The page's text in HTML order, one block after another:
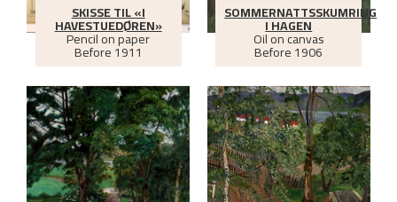
SKISSE TIL «I
HAVESTUEDØREN»
Pencil on paper
Before1911
SOMMERNATTSSKUMRING
I HAGEN
Oil on canvas
Before1906